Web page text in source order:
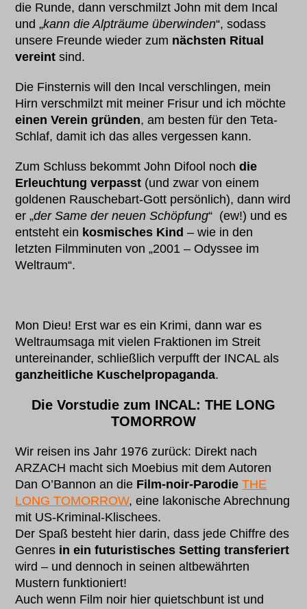
die Runde, dann verschmilzt John mit dem Incal
und „kann die Alpträume überwinden“, sodass
unsere Freunde wieder zum nächsten Ritual
vereint sind.
Die Finsternis will den Incal verschlingen, mein
Hirn verschmilzt mit meiner Frisur und ich möchte
einen Verein gründen, am besten für den Teta-
Schlaf, damit ich das alles vergessen kann.
Zum Schluss bekommt John Difool nochdie
Erleuchtung verpasst (und zwar von einem
goldenen Rauschebart-Gott persönlich), dann wird
er „der Same der neuen Schöpfung“ (ew!) und es
entsteht ein kosmisches Kind – wie in den
letzten Filmminuten von „2001 – Odyssee im
Weltraum“.
Mon Dieu! Erst war es ein Krimi, dann war es
Weltraumsaga mit vielen Fraktionen im Streit
untereinander, schließlich verpufft der INCAL als
ganzheitliche Kuschelpropaganda.
Die Vorstudie zum INCAL: THE LONG
TOMORROW
Wir reisen ins Jahr 1976 zurück: Direkt nach
ARZACH macht sich Moebius mit dem Autoren
Dan O’Bannon an die Film-noir-Parodie THE
LONG TOMORROW, eine lakonische Abrechnung
mit US-Kriminal-Klischees.
Der Spaß besteht hier darin, dass jede Chiffre des
Genres in ein futuristisches Setting transferiert
wird – und dennoch in seinen altbewährten
Mustern funktioniert!
Auch wenn Film noir hier quietschbunt ist und